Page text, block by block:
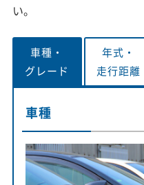
い。
車種・
グレード
年式・
走行距離
車種